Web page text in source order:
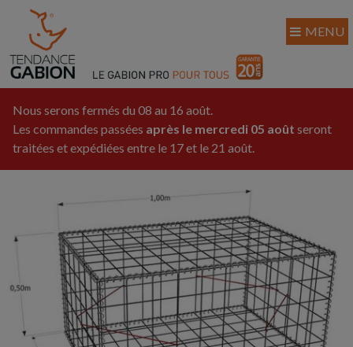
Nous serons fermés du 08 au 16 août.
Les commandes passées après le mercredi 05 août seront
traitées et expédiées entre le 17 et le 21 août.
MENU